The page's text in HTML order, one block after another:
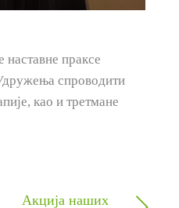
наставне праксе
спроводити
као и третмане
Акција наших